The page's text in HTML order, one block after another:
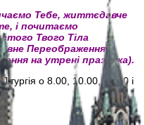
Тебе, життєдавче
і почитаємо
Твого Тіла
Переображення"
на утрені празника).
о 8.00, 10.00, 12.00 і